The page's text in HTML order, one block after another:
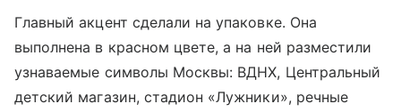
Главный акцент сделали на упаковке. Она
выполнена в красном цвете, а на ней разместили
узнаваемые символы Москвы: ВДНХ, Центральный
детский магазин, стадион «Лужники», речные